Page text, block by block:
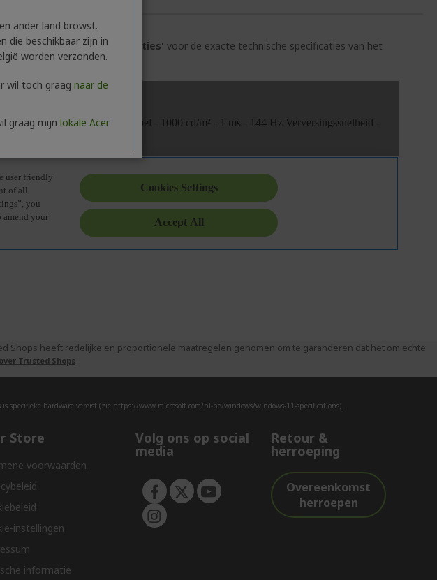
Klikop het tabblad'Specificaties' voor de exacte technische specificaties van het
heeft redelijke en proportionele maatregelen genomen om te garanderen dat het om echte
Trusted Shops
specifieke hardware vereist (zie https://www.microsoft.com/nl-be/windows/windows-11-specifications).
Store
voorwaarden
instellingen
informatie
Volg ons op social
media
Retour &
herroeping
Overeenkomst
herroepen
ander land browst.
die beschikbaar zijn in
worden verzonden.
wil toch graag naar de
graag mijn lokale Acer